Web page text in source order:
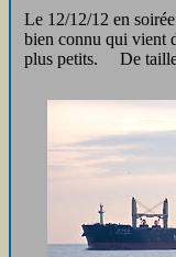
Le 12/12/12 en
bien connu qui vient
plus petits. De taille